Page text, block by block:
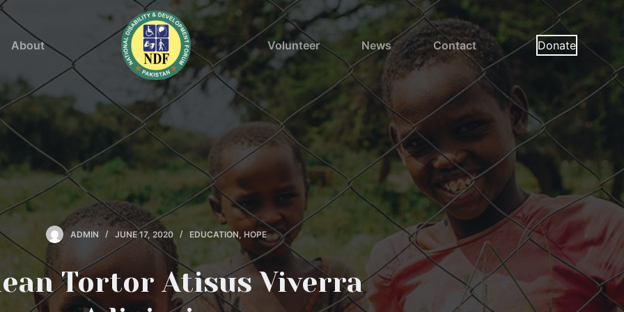
About Volunteer News Contact Donate
ADMIN JUNE 17, 2020 EDUCATION, HOPE
Tortor Atisus Viverra